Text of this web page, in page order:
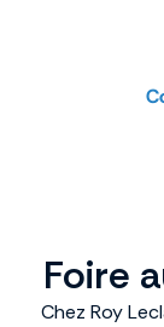
Foire
Chez Roy